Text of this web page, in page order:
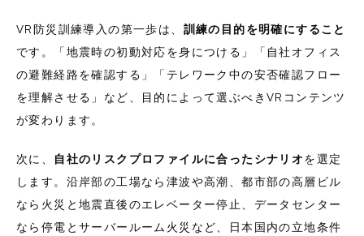
VR防災訓練導入の第一歩は、 訓練の目的を明確にすること
です。「地震時の初動対応を身につける」「自社オフィス
の避難経路を確認する」「テレワーク中の安否確認フロー
を理解させる」など、目的によって選ぶべきVRコンテンツ
が変わります。
次に、 自社のリスクプロファイルに合ったシナリオを選定
します。沿岸部の工場なら津波や高潮、都市部の高層ビル
なら火災と地震直後のエレベーター停止、データセンター
なら停電とサーバールーム火災など、日本国内の立地条件